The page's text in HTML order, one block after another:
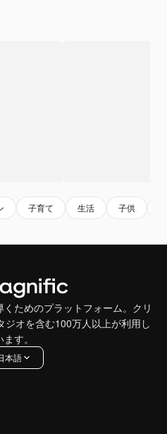
子育て 生活 子供
ためのプラットフォーム。クリ
オを含む100万人以上が利用し
す。
本語